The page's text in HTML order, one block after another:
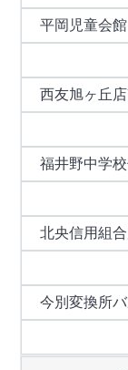
平岡児童会
西友旭ヶ丘
福井野中学
北央信用組
今別変換所